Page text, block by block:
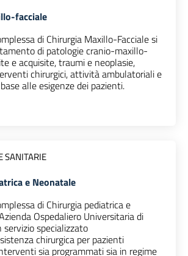
facciale
di Chirurgia Maxillo-Facciale si
di patologie cranio-maxillo-
e acquisite, traumi e neoplasie,
chirurgici, attività ambulatoriali e
alle esigenze dei pazienti.
SANITARIE
e Neonatale
di Chirurgia pediatrica e
Ospedaliero Universitaria di
servizio specializzato
chirurgica per pazienti
sia programmati sia in regime